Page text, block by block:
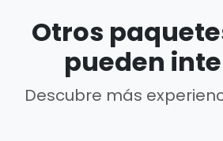
Otros
pueden
Descubre más